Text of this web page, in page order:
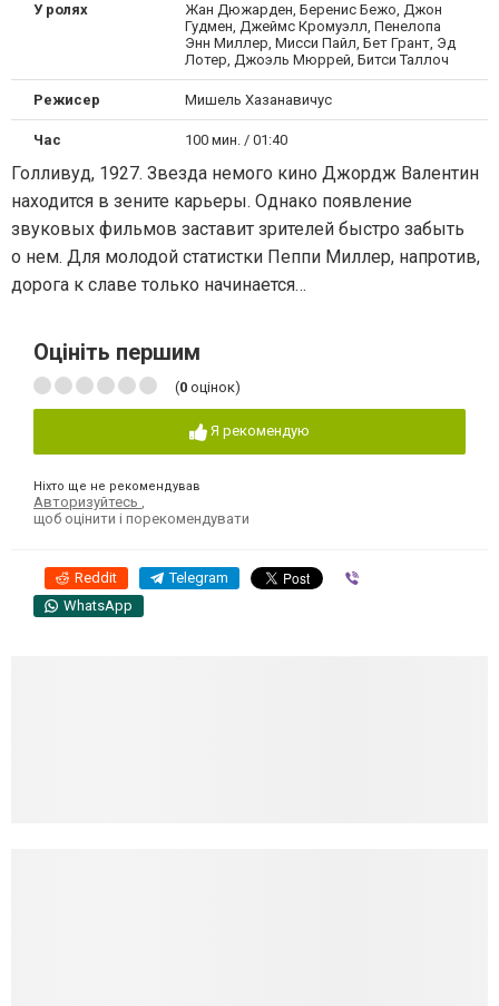
У ролях
Жан Дюжарден, Беренис Бежо, Джон
Гудмен, Джеймс Кромуэлл, Пенелопа
Энн Миллер, Мисси Пайл, Бет Грант, Эд
Лотер, Джоэль Мюррей, Битси Таллоч
Режисер Мишель Хазанавичус
Час 100 мин. / 01:40
Голливуд, 1927. Звезда немого кино Джордж Валентин
находится в зените карьеры. Однако появление
звуковых фильмов заставит зрителей быстро забыть
о нем. Для молодой статистки Пеппи Миллер, напротив,
дорога к славе только начинается…
Оцініть першим
(0 оцінок)
Я рекомендую
Ніхто ще не рекомендував
Авторизуйтесь
щоб оцінити і порекомендувати
Reddit Telegram
WhatsApp